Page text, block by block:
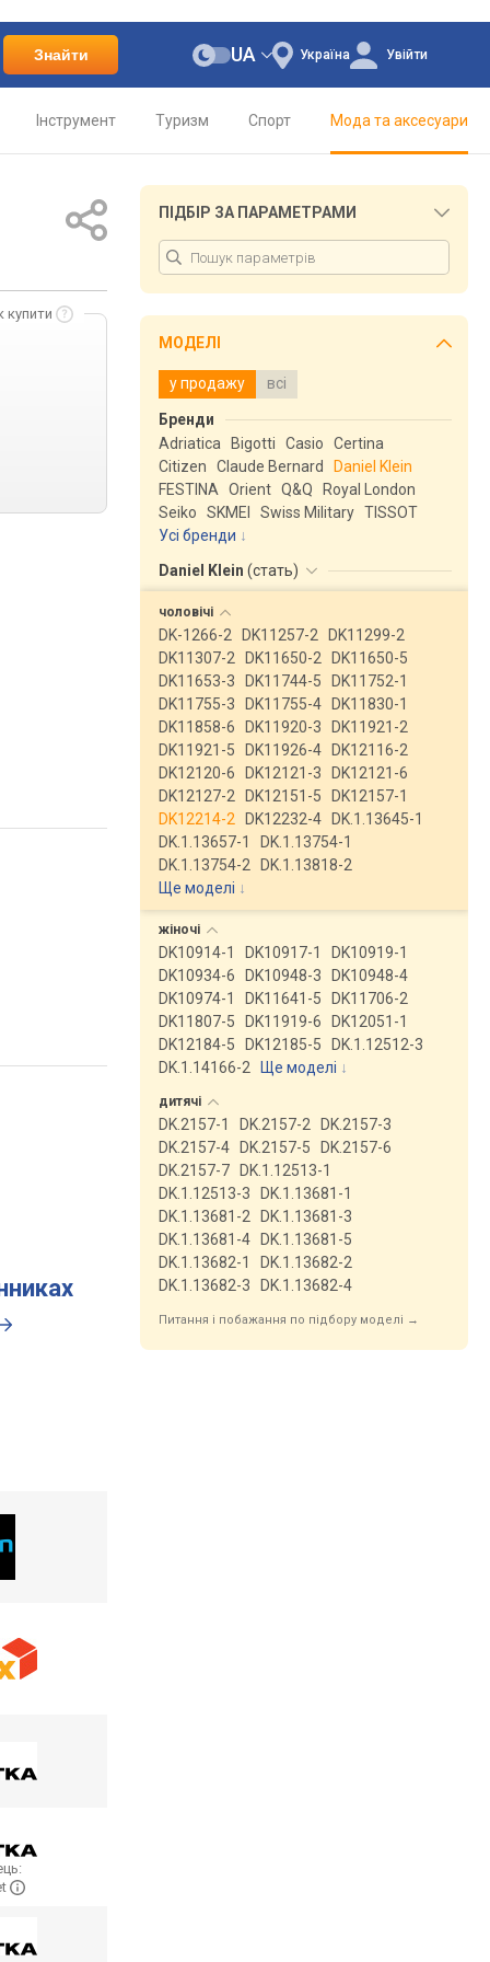
Знайти Україна
UA Увійти
Інструмент Туризм Спорт Мода та аксесуари
купити
ПІДБІР ЗА ПАРАМЕТРАМИ
МОДЕЛІ
у продажу всі
Бренди
Adriatica
Bigotti Casio
Certina
Citizen
Claude Bernard
Daniel Klein
FESTINA
Orient Q&Q
Royal London
Seiko
SKMEI Swiss Military TISSOT
Усі бренди
Daniel Klein (стать)
чоловічі
DK-1266-2 DK11257-2
DK11299-2
DK11307-2
DK11650-2
DK11650-5
DK11653-3
DK11744-5
DK11752-1
DK11755-3
DK11755-4
DK11830-1
DK11858-6
DK11920-3
DK11921-2
DK11921-5
DK11926-4
DK12116-2
DK12120-6
DK12121-3
DK12121-6
DK12127-2
DK12151-5
DK12157-1
DK12214-2
DK12232-4
DK.1.13645-1
DK.1.13657-1
DK.1.13754-1
DK.1.13754-2
DK.1.13818-2
Ще моделі ↓
жіночі
DK10914-1 DK10917-1
DK10919-1
DK10934-6
DK10948-3
DK10948-4
DK10974-1
DK11641-5
DK11706-2
DK11807-5
DK11919-6
DK12051-1
DK12184-5
DK12185-5
DK.1.12512-3
DK.1.14166-2
Ще моделі ↓
дитячі
DK.2157-1 DK.2157-2
DK.2157-3
DK.2157-4
DK.2157-5
DK.2157-6
DK.2157-7
DK.1.12513-1
DK.1.12513-3
DK.1.13681-1
DK.1.13681-2
DK.1.13681-3
DK.1.13681-4
DK.1.13681-5
DK.1.13682-1
DK.1.13682-2
DK.1.13682-3
DK.1.13682-4
Питання і побажання по підбору моделі →